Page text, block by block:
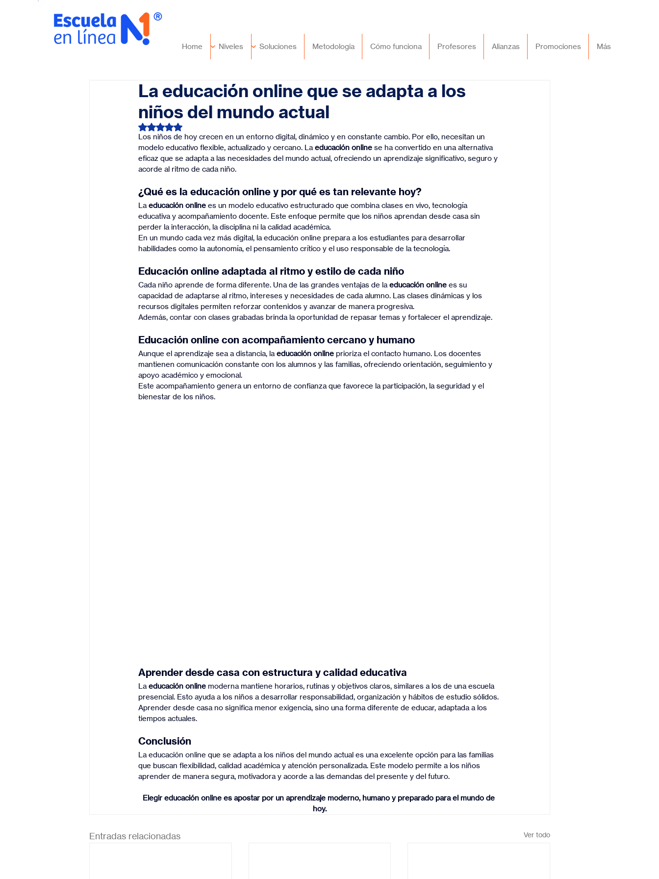
Home Niveles Soluciones Metodologia Cómo funciona Profesores Alianzas Promociones Más
La educación online que se adapta a los
niños del mundo actual
Obtuvo NaN de 5 estrellas.
Los niños de hoy crecen en un entorno digital, dinámico y en constante cambio. Por ello, necesitan un
modelo educativo flexible, actualizado y cercano. La educación online se ha convertido en una alternativa
eficaz que se adapta a las necesidades del mundo actual, ofreciendo un aprendizaje significativo, seguro y
acorde al ritmo de cada niño.
¿Qué es la educación online y por qué es tan relevante hoy?
La educación online es un modelo educativo estructurado que combina clases en vivo, tecnología
educativa y acompañamiento docente. Este enfoque permite que los niños aprendan desde casa sin
perder la interacción, la disciplina ni la calidad académica.
En un mundo cada vez más digital, la educación online prepara a los estudiantes para desarrollar
habilidades como la autonomía, el pensamiento crítico y el uso responsable de la tecnología.
Educación online adaptada al ritmo y estilo de cada niño
Cada niño aprende de forma diferente. Una de las grandes ventajas de la educación online es su
capacidad de adaptarse al ritmo, intereses y necesidades de cada alumno. Las clases dinámicas y los
recursos digitales permiten reforzar contenidos y avanzar de manera progresiva.
Además, contar con clases grabadas brinda la oportunidad de repasar temas y fortalecer el aprendizaje.
Educación online con acompañamiento cercano y humano
Aunque el aprendizaje sea a distancia, la educación online prioriza el contacto humano. Los docentes
mantienen comunicación constante con los alumnos y las familias, ofreciendo orientación, seguimiento y
apoyo académico y emocional.
Este acompañamiento genera un entorno de confianza que favorece la participación, la seguridad y el
bienestar de los niños.
Aprender desde casa con estructura y calidad educativa
La educación online moderna mantiene horarios, rutinas y objetivos claros, similares a los de una escuela
presencial. Esto ayuda a los niños a desarrollar responsabilidad, organización y hábitos de estudio sólidos.
Aprender desde casa no significa menor exigencia, sino una forma diferente de educar, adaptada a los
tiempos actuales.
Conclusión
La educación online que se adapta a los niños del mundo actual es una excelente opción para las familias
que buscan flexibilidad, calidad académica y atención personalizada. Este modelo permite a los niños
aprender de manera segura, motivadora y acorde a las demandas del presente y del futuro.
Elegir educación online es apostar por un aprendizaje moderno, humano y preparado para el mundo de
hoy.
Entradas relacionadas Ver todo